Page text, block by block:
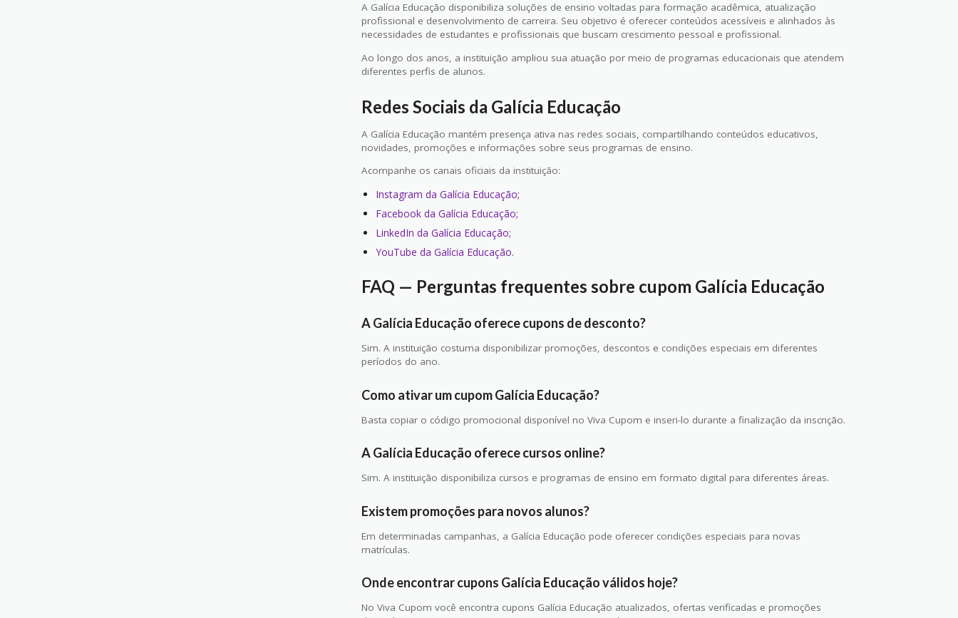
A Galícia Educação disponibiliza soluções de ensino voltadas para formação acadêmica, atualização
profissional e desenvolvimento de carreira. Seu objetivo é oferecer conteúdos acessíveis e alinhados às
necessidades de estudantes e profissionais que buscam crescimento pessoal e profissional.
Ao longo dos anos, a instituição ampliou sua atuação por meio de programas educacionais que atendem
diferentes perfis de alunos.
Redes Sociais da Galícia Educação
A Galícia Educação mantém presença ativa nas redes sociais, compartilhando conteúdos educativos,
novidades, promoções e informações sobre seus programas de ensino.
Acompanhe os canais oficiais da instituição:
Instagram da Galícia Educação;
Facebook da Galícia Educação;
LinkedIn da Galícia Educação;
YouTube da Galícia Educação.
FAQ — Perguntas frequentes sobre cupom Galícia Educação
A Galícia Educação oferece cupons de desconto?
Sim. A instituição costuma disponibilizar promoções, descontos e condições especiais em diferentes
períodos do ano.
Como ativar um cupom Galícia Educação?
Basta copiar o código promocional disponível no Viva Cupom e inseri-lo durante a finalização da inscrição.
A Galícia Educação oferece cursos online?
Sim. A instituição disponibiliza cursos e programas de ensino em formato digital para diferentes áreas.
Existem promoções para novos alunos?
Em determinadas campanhas, a Galícia Educação pode oferecer condições especiais para novas
matrículas.
Onde encontrar cupons Galícia Educação válidos hoje?
No Viva Cupom você encontra cupons Galícia Educação atualizados, ofertas verificadas e promoções